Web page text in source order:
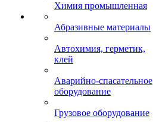
Химия промышленная
Абразивные материалы
Автохимия, герметик,
клей
Аварийно-спасательное
оборудование
Грузовое оборудование